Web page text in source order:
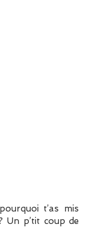
t’as mis
Un p’tit coup de